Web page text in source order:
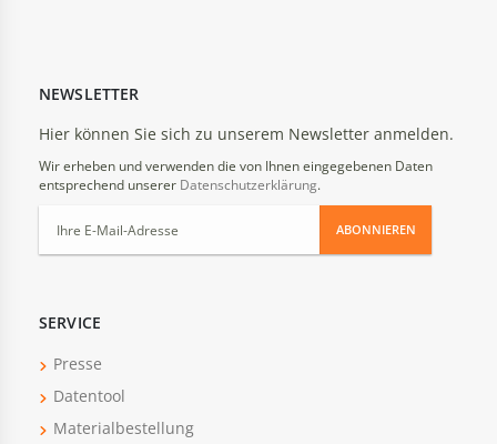
NEWSLETTER
Hier können Sie sich zu unserem Newsletter anmelden.
Wir erheben und verwenden die von Ihnen eingegebenen Daten
entsprechend unserer Datenschutzerklärung.
ABONNIEREN
SERVICE
Presse
Datentool
Materialbestellung